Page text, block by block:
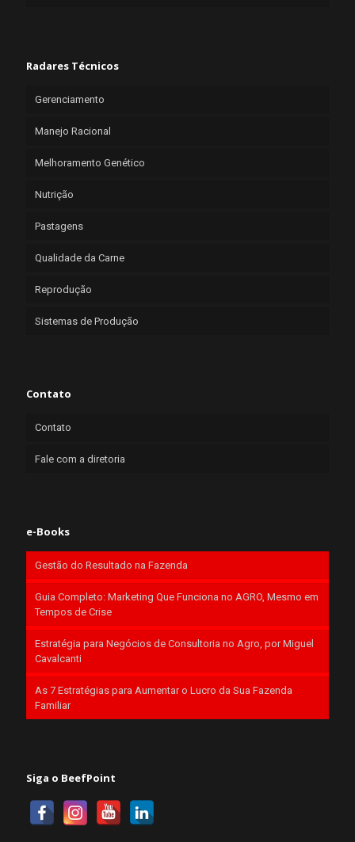
Radares Técnicos
Gerenciamento
Manejo Racional
Melhoramento Genético
Nutrição
Pastagens
Qualidade da Carne
Reprodução
Sistemas de Produção
Contato
Contato
Fale com a diretoria
e-Books
Gestão do Resultado na Fazenda
Guia Completo: Marketing Que Funciona no AGRO, Mesmo em
Tempos de Crise
Estratégia para Negócios de Consultoria no Agro, por Miguel
Cavalcanti
As 7 Estratégias para Aumentar o Lucro da Sua Fazenda
Familiar
Siga o BeefPoint